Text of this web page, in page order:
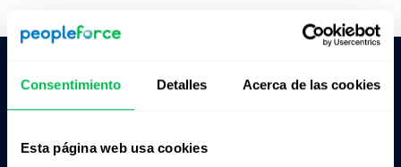
Consentimiento Detalles Acerca de las cookies
Esta página web usa cookies